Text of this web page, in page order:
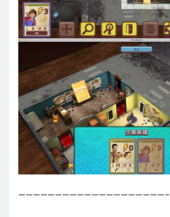
————————————————————–